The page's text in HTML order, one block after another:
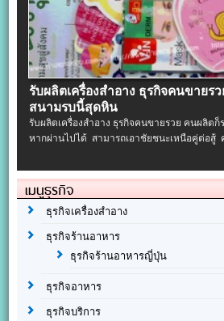
รับผลิตเครื่องสําอาง ธุรกิจคนขายร
สนามรบนี้สุดหิน
รับผลิตเครื่องสําอาง ธุรกิจคนขายรวย คนผลิต
หากผ่านไปได้ สามารถเอาชัยชนะเหนือคู่ต่อสู้ ค
เมนูธุรกิจ
ธุรกิจเครื่องสำอาง
ธุรกิจร้านอาหาร
ธุรกิจร้านอาหารญี่ปุ่น
ธุรกิจอาหาร
ธุรกิจบริการ